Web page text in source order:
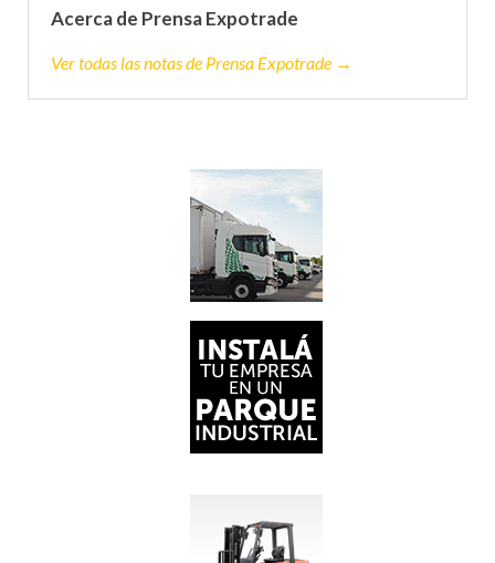
Acerca de Prensa Expotrade
Ver todas las notas de Prensa Expotrade →